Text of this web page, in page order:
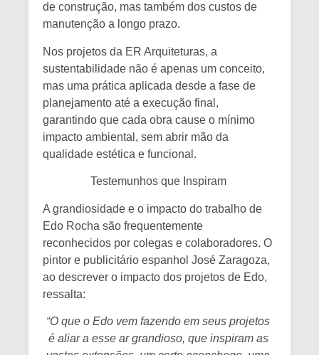
de construção, mas também dos custos de
manutenção a longo prazo.
Nos projetos da ER Arquiteturas, a
sustentabilidade não é apenas um conceito,
mas uma prática aplicada desde a fase de
planejamento até a execução final,
garantindo que cada obra cause o mínimo
impacto ambiental, sem abrir mão da
qualidade estética e funcional.
Testemunhos que Inspiram
A grandiosidade e o impacto do trabalho de
Edo Rocha são frequentemente
reconhecidos por colegas e colaboradores. O
pintor e publicitário espanhol José Zaragoza,
ao descrever o impacto dos projetos de Edo,
ressalta:
“O que o Edo vem fazendo em seus projetos
é aliar a esse ar grandioso, que inspiram as